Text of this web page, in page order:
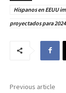
Hispanos en EEUU
proyectados para 2024
Previous article